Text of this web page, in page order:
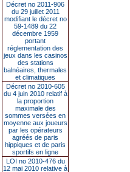
Décret no 2011-906
du 29 juillet 2011
modifiant le décret no
59-1489 du 22
décembre 1959
portant
réglementation des
jeux dans les casinos
des stations
balnéaires, thermales
et climatiques
Décret no 2010-605
du 4 juin 2010 relatif à
la proportion
maximale des
sommes versées en
moyenne aux joueurs
par les opérateurs
agréés de paris
hippiques et de paris
sportifs en ligne
LOI no 2010-476 du
12 mai 2010 relative à